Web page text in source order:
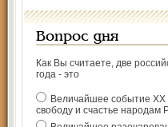
Вопрос дня
Как Вы считаете, две
года - это
Величайшее событие ХХ
свободу и счастье народам